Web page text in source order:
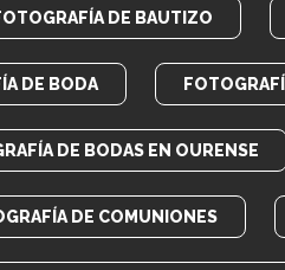
DE BAUTIZO
DE BODA
DE BODAS EN OURENSE
DE COMUNIONES